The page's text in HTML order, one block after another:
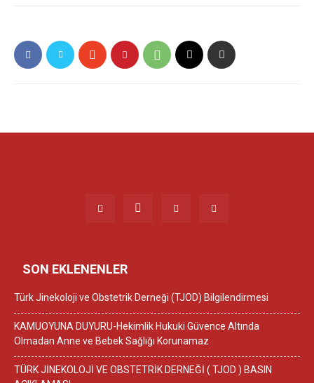
SON EKLENENLER
Türk Jinekoloji ve Obstetrik Derneği (TJOD) Bilgilendirmesi
KAMUOYUNA DUYURU-Hekimlik Hukuki Güvence Altında
Olmadan Anne ve Bebek Sağlığı Korunamaz
TÜRK JİNEKOLOJİ VE OBSTETRİK DERNEĞİ ( TJOD ) BASIN